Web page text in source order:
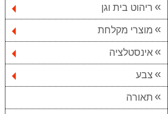
ריהוט בית וגן
מוצרי מקלחת
אינסטלציה
צבע
תאורה